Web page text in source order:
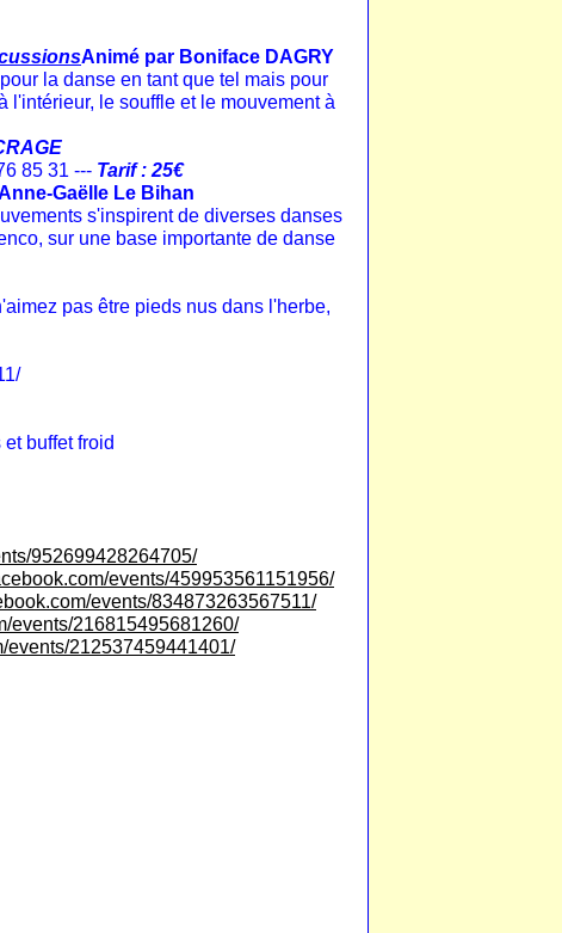
Animé par Boniface DAGRY
la danse en tant que tel mais pour
l'intérieur, le souffle et le mouvement à
85 31 --- Tarif : 25€
Gaëlle Le Bihan
s'inspirent de diverses danses
sur une base importante de danse
pas être pieds nus dans l'herbe,
buffet froid
952699428264705/
events/459953561151956/
events/834873263567511/
events/216815495681260/
events/212537459441401/